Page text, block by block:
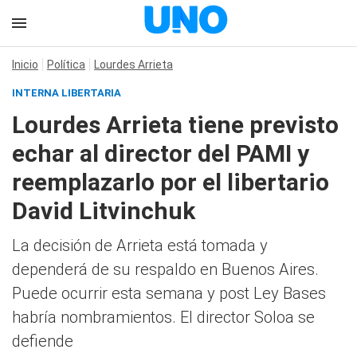
Inicio Política Lourdes Arrieta
INTERNA LIBERTARIA
Lourdes Arrieta tiene previsto
echar al director del PAMI y
reemplazarlo por el libertario
David Litvinchuk
La decisión de Arrieta está tomada y
dependerá de su respaldo en Buenos Aires.
Puede ocurrir esta semana y post Ley Bases
habría nombramientos. El director Soloa se
defiende